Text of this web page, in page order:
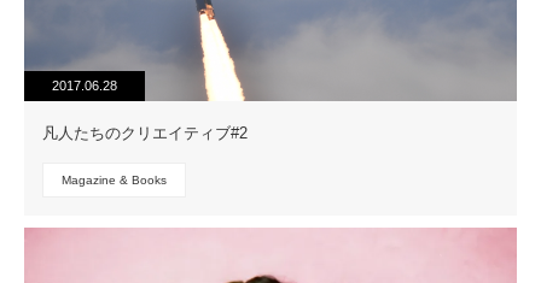
2017.06.28
凡人たちのクリエイティブ#2
Magazine & Books